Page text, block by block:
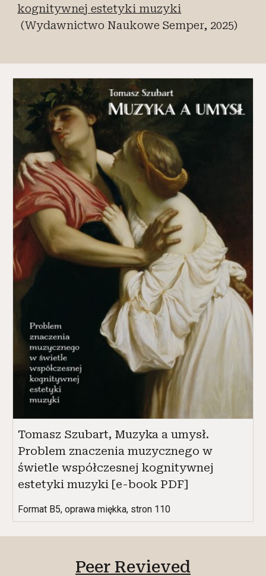
kognitywnej estetyki muzyki
(Wydawnictwo Naukowe Semper, 2025)
Tomasz Szubart, Muzyka a umysł.
Problem znaczenia muzycznego w
świetle współczesnej kognitywnej
estetyki muzyki [e-book PDF]
Format B5, oprawa miękka, stron 110
Peer Revieved